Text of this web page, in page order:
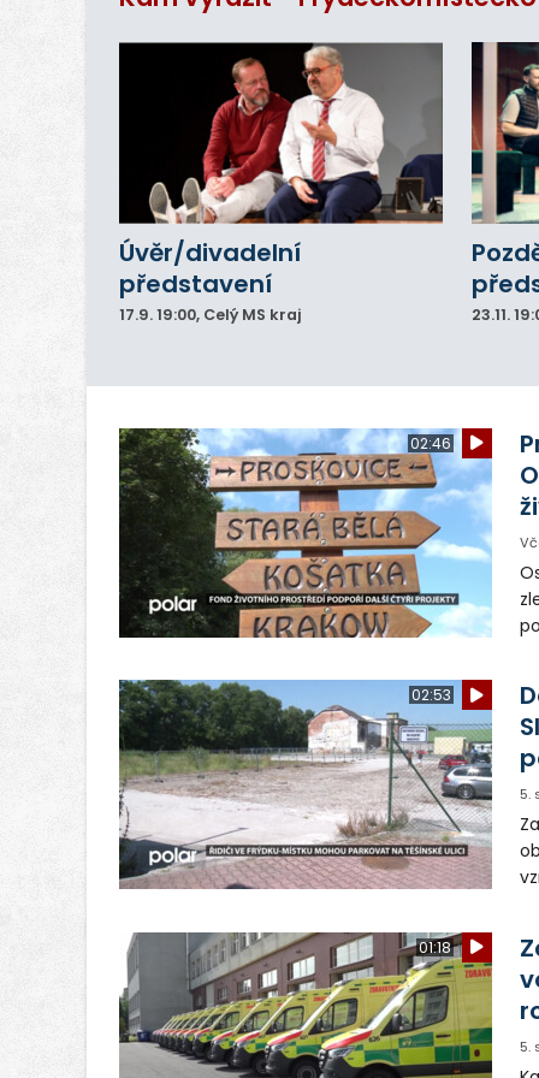
Úvěr/divadelní
představení
17.9.19:00, Celý MS kraj 23.11.
02:46
02:53
5.
01:18
5.